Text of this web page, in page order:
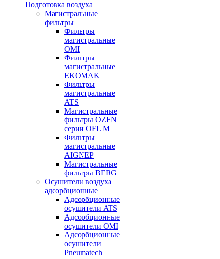
Подготовка воздуха
Магистральные
фильтры
Фильтры
магистральные
OMI
Фильтры
магистральные
EKOMAK
Фильтры
магистральные
ATS
Магистральные
фильтры OZEN
серии OFL M
Фильтры
магистральные
AIGNEP
Магистральные
фильтры BERG
Осушители воздуха
адсорбционные
Адсорбционные
осушители ATS
Адсорбционные
осушители OMI
Адсорбционные
осушители
Pneumatech